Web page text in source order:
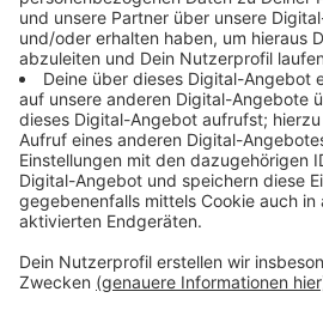
nach Wetter kommen bis zu
Vormittag wird der Großteil
Weil es kaum Parkplätze gibt,
Anreise mit öffentlichen
Programm steht auch online auf
Nachrichten.
Anzeige